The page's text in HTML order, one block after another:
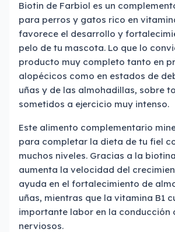
Biotin de Farbiol es un
para perros y gatos rico en
favorece el desarrollo y
pelo de tu mascota. Lo que lo
producto muy completo tanto en
alopécicos como en estados de
uñas y de las almohadillas, sobre
sometidos a ejercicio muy intenso.
Este alimento complementario
para completar la dieta de tu fiel
muchos niveles. Gracias a la
aumenta la velocidad del
ayuda en el fortalecimiento de
uñas, mientras que la vitamina B1
importante labor en la conducción
nerviosos.